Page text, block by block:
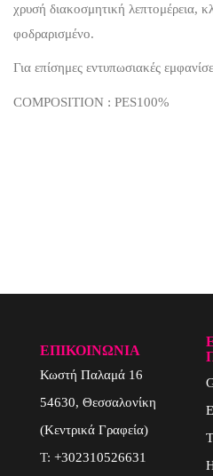
χρυσή διακοσμητική λεπτομέρεια,
φοδραρισμένο.
Για επίσημες εντυπωσιακές
COMPOSITION : PES100%
ΕΠΙΚΟΙΝΩΝΙΑ
Κωστή Παλαμά 16
54630, Θεσσαλονίκη
(Κεντρικά Γραφεία)
T: +302310526631